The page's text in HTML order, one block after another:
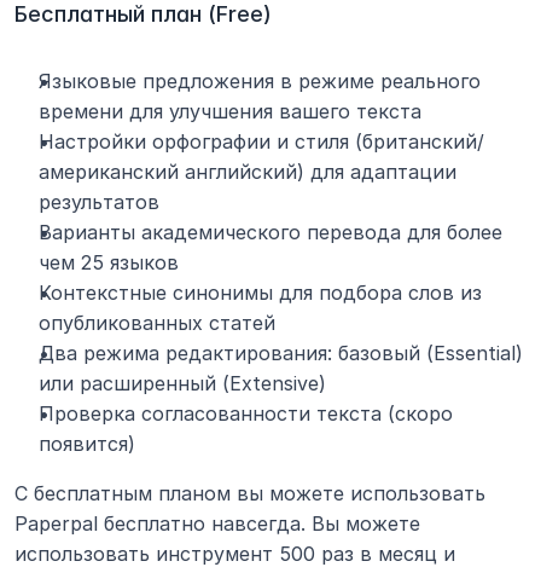
Бесплатный план (Free)
Языковые предложения в режиме реального
времени для улучшения вашего текста
Настройки орфографии и стиля (британский/
американский английский) для адаптации
результатов
Варианты академического перевода для более
чем 25 языков
Контекстные синонимы для подбора слов из
опубликованных статей
Два режима редактирования: базовый (Essential)
или расширенный (Extensive)
Проверка согласованности текста (скоро
появится)
С бесплатным планом вы можете использовать
Paperpal бесплатно навсегда. Вы можете
использовать инструмент 500 раз в месяц и